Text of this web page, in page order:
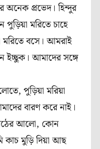
অনেক প্রভেদ। হিন্দুর
মরিতে চাহে
মরিতে বসে। আমরাই
ইচ্ছুক। আমাদের সঙ্গে
পুড়িয়া মরিয়া
বারণ করে নাই।
আলো, কোন
মুড়ি দিয়া আছ